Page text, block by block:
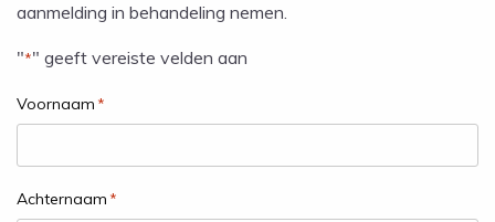
aanmelding in behandeling nemen.
"*" geeft vereiste velden aan
Voornaam *
Achternaam *